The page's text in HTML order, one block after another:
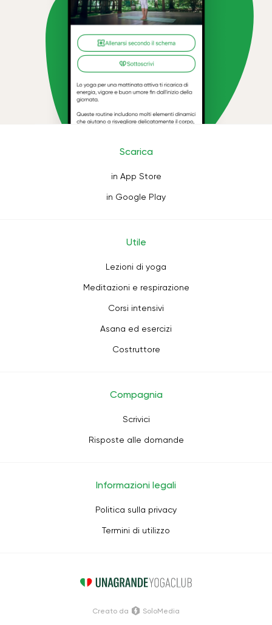
Scarica
in App Store
in Google Play
Utile
Lezioni di yoga
Meditazioni e respirazione
Corsi intensivi
Asana ed esercizi
Costruttore
Compagnia
Scrivici
Risposte alle domande
Informazioni legali
Politica sulla privacy
Termini di utilizzo
Creato da SoloMedia